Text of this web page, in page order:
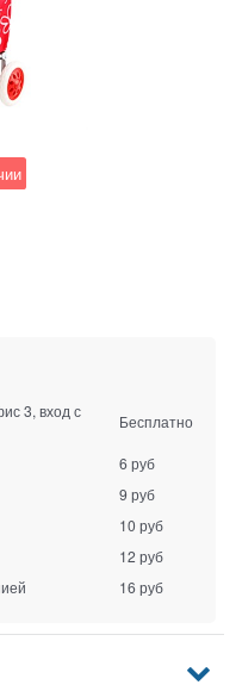
3, вход с
Бесплатно
6 руб
9 руб
10 руб
12 руб
16 руб